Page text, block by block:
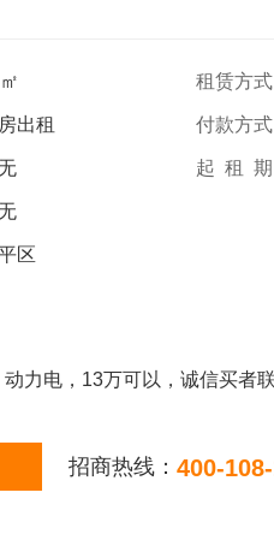
租赁方
出租 付款方
起 租
区
动力电，13万可以，诚信买者
招商热线： 400-